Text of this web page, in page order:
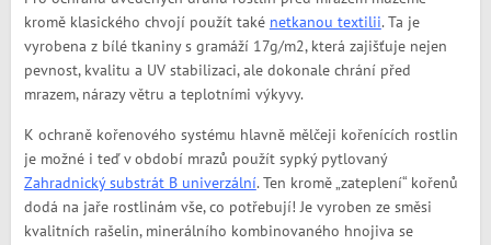
kromě klasického chvojí použít také netkanou textilii. Ta je
vyrobena z bílé tkaniny s gramáží 17g/m2, která zajišťuje nejen
pevnost, kvalitu a UV stabilizaci, ale dokonale chrání před
mrazem, nárazy větru a teplotními výkyvy.
K ochraně kořenového systému hlavně mělčeji kořenících rostlin
je možné i teď v období mrazů použít sypký pytlovaný
Zahradnický substrát B univerzální. Ten kromě „zateplení“ kořenů
dodá na jaře rostlinám vše, co potřebují! Je vyroben ze směsi
kvalitních rašelin, minerálního kombinovaného hnojiva se